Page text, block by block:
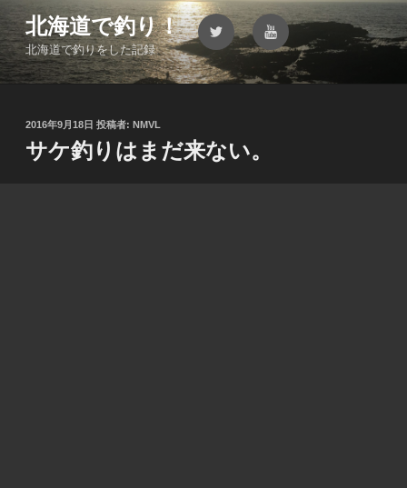
ン
テ
ン
北海道で釣り！
北海道で釣りをした記録
Twitter YouTube
投
稿
日:
2016年9月18日 投稿者: NMVL
サケ釣りはまだ来ない。